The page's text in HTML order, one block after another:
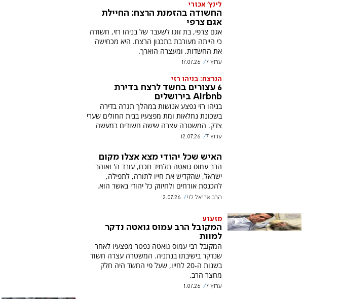
לינץ' אכזרי
החשודה בהזמנת הרצח: החיילת
אגם צרפי
אגם צרפי, בת זוגו לשעבר של בניהו רזי, חשודה
כי הייתה מעורבת בתכנון הרצח. היא מכחישה
את החשדות, ומעצרה הוארך.
ערוץ 7 17.07.26
הנרצח: בניהו רזי
6 עצורים בחשד לרצח בדירת
Airbnb בירושלים
בניהו רזי נפצע אנושות במהלך תגרה בדירה
בשכונת נחלאות ומת מפצעיו בבית החולים שערי
צדק. המשטרה עצרה שישה חשודים במעשה
ערוץ 7 12.07.26
האיש שכל יהודי מצא אצלו מקום
הרב עמוס גואטה תלמיד חכם, עובד ה' ואוהב
ישראל, שהקדיש את חייו לתורה, לתפילה,
להכנסת אורחים ולחיזוק כל יהודי באשר הוא.
הרב אריאל לוי 2.07.26
מזעזע
המקובל הרב עמוס גואטה נדקר
למוות
המקובל רבי עמוס גואטה נפטר מפצעיו לאחר
שנדקר בישיבתו בנתניה. המשטרה עצרה חשוד
בשנות ה-20 לחייו, שעל פי החשד היה חלק
מחצר הרב.
ערוץ 7 1.07.26